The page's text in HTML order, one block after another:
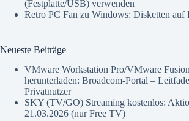
(Festplatte/USB) verwenden
Retro PC Fan zu Windows: Disketten auf
Neueste Beiträge
VMware Workstation Pro/VMware
herunterladen: Broadcom-Portal –
Privatnutzer
SKY (TV/GO) Streaming kostenlos:
21.03.2026 (nur Free TV)